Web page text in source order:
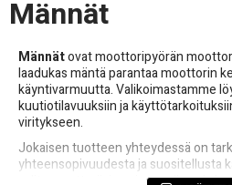
Männät
Männätovat moottoripyörän
laadukas mäntä parantaa moottorin
käyntivarmuutta. Valikoimastamme
kuutiotilavuuksiin ja
viritykseen.
Jokaisen tuotteen yhteydessä on
yhteensopivuudesta ja suositellusta
valita moottoriisi sopivan